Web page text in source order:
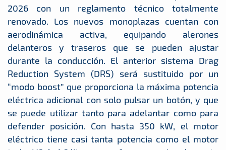
2026 con un reglamento técnico totalmente
renovado. Los nuevos monoplazas cuentan con
aerodinámica activa, equipando alerones
delanteros y traseros que se pueden ajustar
durante la conducción. El anterior sistema Drag
Reduction System (DRS) será sustituido por un
“modo boost” que proporciona la máxima potencia
eléctrica adicional con solo pulsar un botón, y que
se puede utilizar tanto para adelantar como para
defender posición. Con hasta 350 kW, el motor
eléctrico tiene casi tanta potencia como el motor